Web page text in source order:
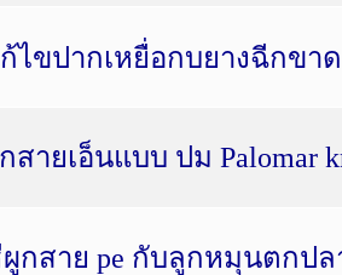
ไขปากเหยื่อกบยางฉีกข
สายเอ็นแบบ ปม Palomar
ผูกสาย pe กับลูกหมุนตกป